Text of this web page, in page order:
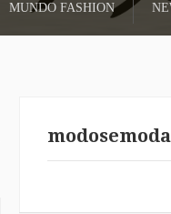
MUNDO FASHION